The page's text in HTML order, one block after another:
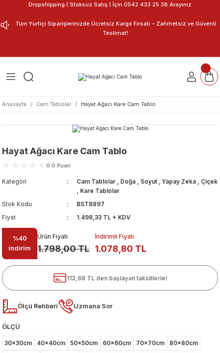
Dropshipping ( Stoksuz Satış ) İçin 0542 433 25 38 Arayınız
Tüm Yurtiçi Siparişlerinizde Ücretsiz Kargo Fırsatı - Zahmetsiz ve Güvenli
Teslimat!
Anasayfa Cam Tablolar Hayat Ağacı Kare Cam Tablo
Hayat Ağacı Kare Cam Tablo
0.0 Puan
Kategori Cam Tablolar , Doğa , Soyut , Yapay Zeka , Çiçek
, Kare Tablolar
Stok Kodu
BSTB897
Fiyat
1.498,33 TL + KDV
%40
indirim
Ürün Fiyatı
1.798,00 TL
İndirimli Fiyatı
1.078,80 TL
112,68 TL den başlayan taksitlerle!
Ölçü Rehberi Uzmana Sor
ÖLÇÜ
30x30cm 40x40cm 50x50cm 60x60cm 70x70cm
80x80cm